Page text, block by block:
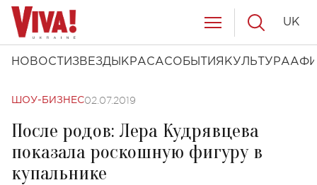
НОВОСТИ ЗВЕЗДЫ КРАСАСОБЫТИЯ КУЛЬТУРА
UK
ШОУ-БИЗНЕС02.07.2019
После родов: Лера Кудрявцева
показала роскошную фигуру в
купальнике